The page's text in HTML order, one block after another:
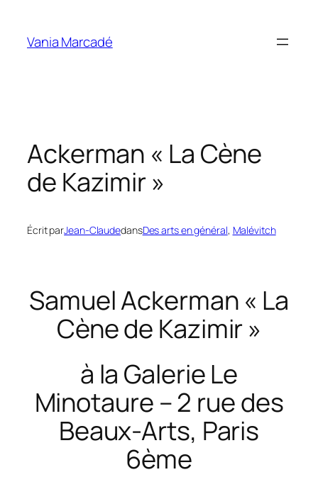
contenu
Vania Marcadé
Ackerman « La Cène
de Kazimir »
Écrit parJean-ClaudedansDes arts en général, Malévitch
Samuel Ackerman « La
Cène de Kazimir »
à la Galerie Le
Minotaure – 2 rue des
Beaux-Arts, Paris
6ème